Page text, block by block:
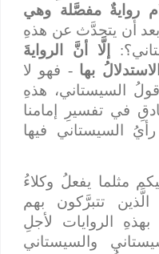
روايةٌ مفصَّلة وهي
أن يتحدَّث عن هذهِ
إلَّا أنَّ الروايةَ
بها- فهو لا
السيستاني، هذهِ
في تفسيرِ إمامنا
السيستاني فيها
مثلما يفعلُ وكلاءُ
تتبرَّكون بهم
الروايات لأجلِ
والسيستاني